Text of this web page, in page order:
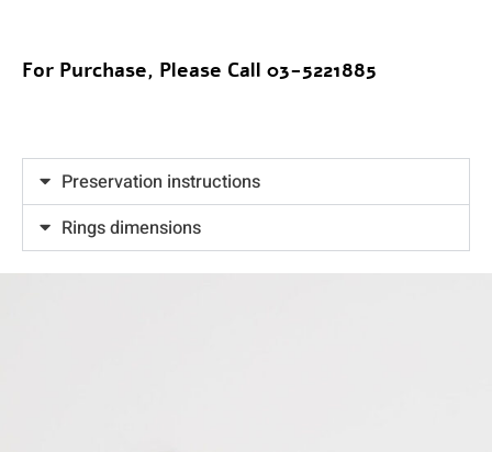
For Purchase, Please Call 03-5221885
Preservation instructions
Rings dimensions